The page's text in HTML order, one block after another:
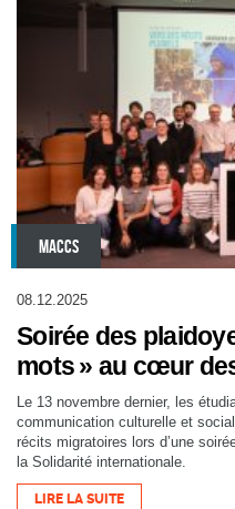
MACCS
08.12.2025
Soirée des
mots » au cœur
Le 13 novembre dernier, les
communication culturelle et
récits migratoires lors d’une
la Solidarité internationale.
LIRE LA SUITE